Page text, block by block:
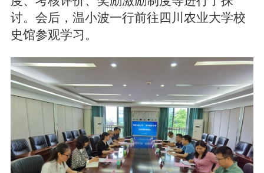
讨。会后，温小波一行前往四川农业大学校
史馆参观学习。